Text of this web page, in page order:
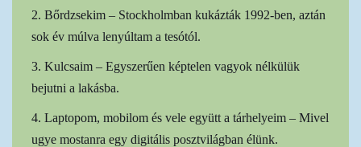
2. Bőrdzsekim – Stockholmban kukázták 1992-ben, aztán
sok év múlva lenyúltam a tesótól.
3. Kulcsaim – Egyszerűen képtelen vagyok nélkülük
bejutni a lakásba.
4. Laptopom, mobilom és vele együtt a tárhelyeim – Mivel
ugye mostanra egy digitális posztvilágban élünk.